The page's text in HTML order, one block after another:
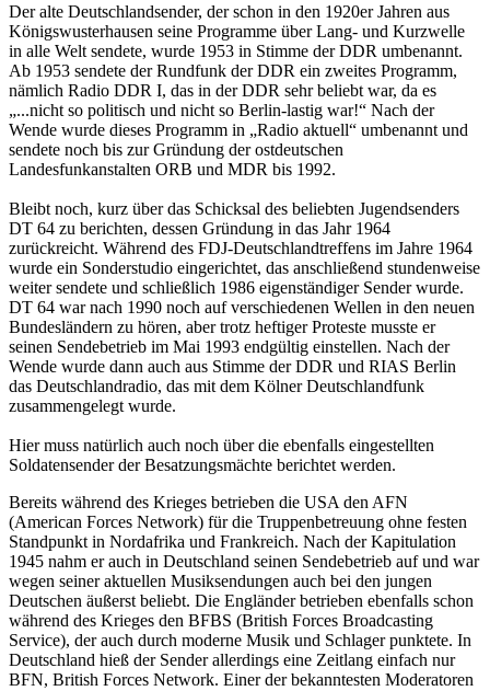
Der alte Deutschlandsender, der schon in den 1920er Jahren aus
Königswusterhausen seine Programme über Lang- und Kurzwelle
in alle Welt sendete, wurde 1953 in Stimme der DDR umbenannt.
Ab 1953 sendete der Rundfunk der DDR ein zweites Programm,
nämlich Radio DDR I, das in der DDR sehr beliebt war, da es
...nicht so politisch und nicht so Berlin-lastig war!
Nach der
Wende wurde dieses Programm in
Radio aktuell
umbenannt und
sendete noch bis zur Gründung der ostdeutschen
Landesfunkanstalten ORB und MDR bis 1992.
Bleibt noch, kurz über das Schicksal des beliebten Jugendsenders
DT 64 zu berichten, dessen Gründung in das Jahr 1964
zurückreicht. Während des FDJ-Deutschlandtreffens im Jahre 1964
wurde ein Sonderstudio eingerichtet, das anschließend stundenweise
weiter sendete und schließlich 1986 eigenständiger Sender wurde.
DT 64 war nach 1990 noch auf verschiedenen Wellen in den neuen
Bundesländern zu hören, aber trotz heftiger Proteste musste er
seinen Sendebetrieb im Mai 1993 endgültig einstellen. Nach der
Wende wurde dann auch aus Stimme der DDR und RIAS Berlin
das Deutschlandradio, das mit dem Kölner Deutschlandfunk
zusammengelegt wurde.
Hier muss natürlich auch noch über die ebenfalls eingestellten
Soldatensender der Besatzungsmächte berichtet werden.
Bereits während des Krieges betrieben die USA den AFN
(American Forces Network) für die Truppenbetreuung ohne festen
Standpunkt in Nordafrika und Frankreich. Nach der Kapitulation
1945 nahm er auch in Deutschland seinen Sendebetrieb auf und war
wegen seiner aktuellen Musiksendungen auch bei den jungen
Deutschen äußerst beliebt. Die Engländer betrieben ebenfalls schon
während des Krieges den BFBS (British Forces Broadcasting
Service), der auch durch moderne Musik und Schlager punktete. In
Deutschland hieß der Sender allerdings eine Zeitlang einfach nur
BFN, British Forces Network. Einer der bekanntesten Moderatoren